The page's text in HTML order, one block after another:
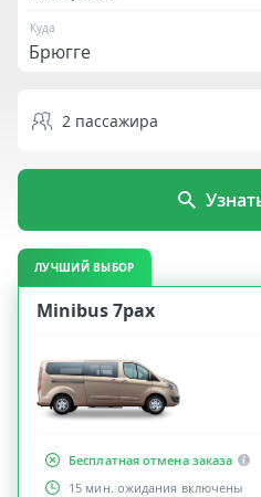
Куда
2 пассажира
ЛУЧШИЙ ВЫБОР
Minibus 7pax
Бесплатная отмена заказа
15 мин. ожидания включены